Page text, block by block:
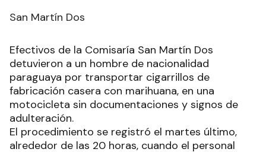
San Martín Dos
Efectivos de la Comisaría San Martín Dos
detuvieron a un hombre de nacionalidad
paraguaya por transportar cigarrillos de
fabricación casera con marihuana, en una
motocicleta sin documentaciones y signos de
adulteración.
El procedimiento se registró el martes último,
alrededor de las 20 horas, cuando el personal